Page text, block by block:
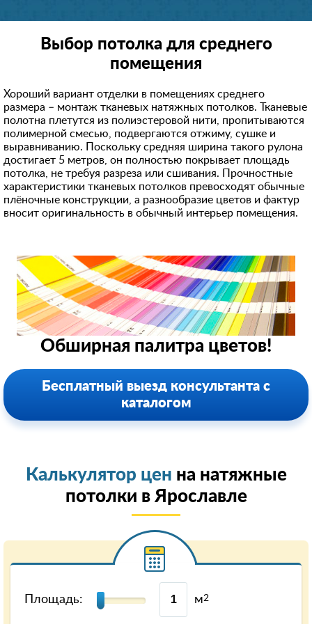
Выбор потолка для среднего
помещения
Хороший вариант отделки в помещениях среднего
размера – монтаж тканевых натяжных потолков. Тканевые
полотна плетутся из полиэстеровой нити, пропитываются
полимерной смесью, подвергаются отжиму, сушке и
выравниванию. Поскольку средняя ширина такого рулона
достигает 5 метров, он полностью покрывает площадь
потолка, не требуя разреза или сшивания. Прочностные
характеристики тканевых потолков превосходят обычные
плёночные конструкции, а разнообразие цветов и фактур
вносит оригинальность в обычный интерьер помещения.
Обширная палитра цветов!
Бесплатный выезд консультанта с
каталогом
Калькулятор цен на натяжные
потолки в Ярославле
Площадь: м2